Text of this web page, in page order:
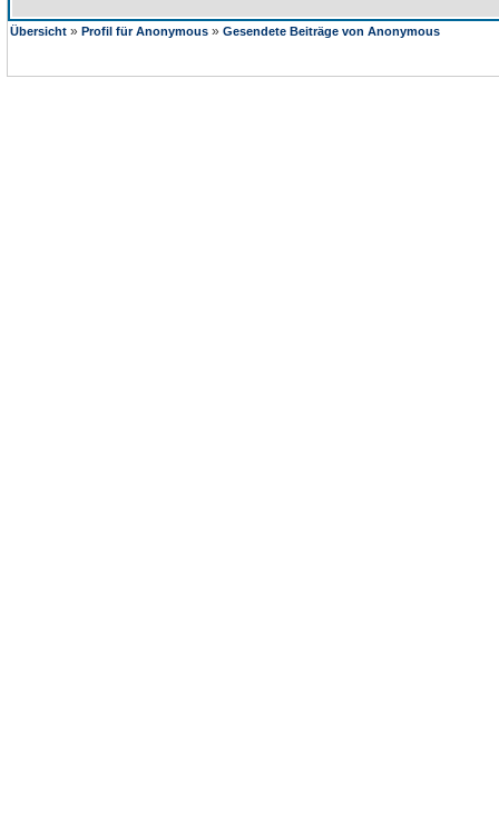
Übersicht » Profil für Anonymous » Gesendete Beiträge von Anonymous